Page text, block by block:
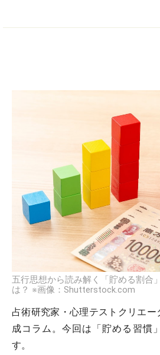
五行思想から読み解く「貯める割合
は？ ※画像：Shutterstock.com
占術研究家・心理テストクリエ
成コラム。今回は「貯める習慣
す。